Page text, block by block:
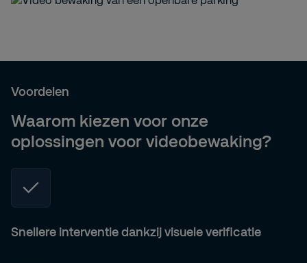
Voordelen
Waarom kiezen voor onze
oplossingen voor videobewaking?
Snellere interventie dankzij visuele verificatie